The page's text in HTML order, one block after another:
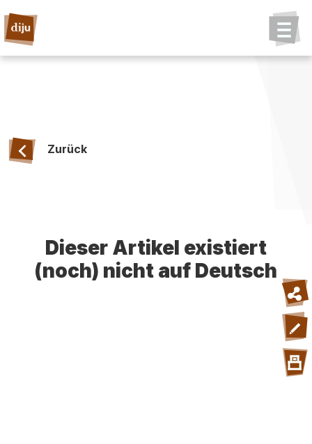
Zurück
Dieser Artikel existiert
(noch) nicht auf Deutsch